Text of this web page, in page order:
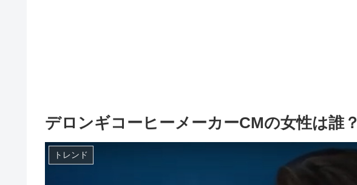
デロンギコーヒーメーカーCMの女性は誰？
トレンド